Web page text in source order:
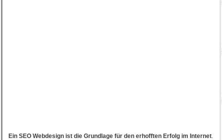
Ein SEO Webdesign ist die Grundlage für den erhofften Erfolg im Internet.